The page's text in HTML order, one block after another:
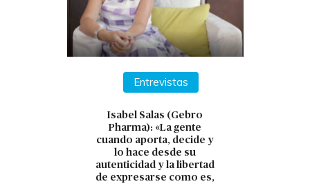
Entrevistas
Isabel Salas (Gebro
Pharma): «La gente
cuando aporta, decide y
lo hace desde su
autenticidad y la libertad
de expresarse como es,